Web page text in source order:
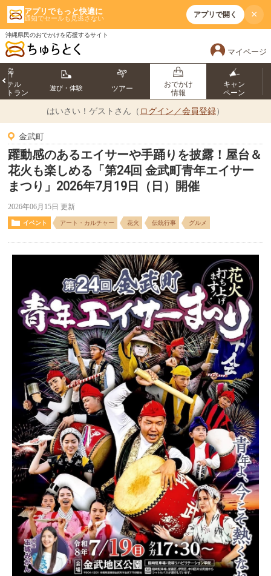
アプリでもっと快適に
通知でセールも見逃さない アプリで開く ×
沖縄県民のおでかけを応援するサイト
マイページ
ホテル
トラン
遊び・体験 ツアー
おでかけ
情報
キャン
ペーン
はいさい！ ゲストさん（ ログイン／会員登録）
金武町
躍動感のあるエイサーや手踊りを披露！屋台＆
花火も楽しめる「第24回 金武町青年エイサー
まつり」2026年7月19日（日）開催
2026年06月15日 更新
イベント アート・カルチャー 花火 伝統行事 グルメ